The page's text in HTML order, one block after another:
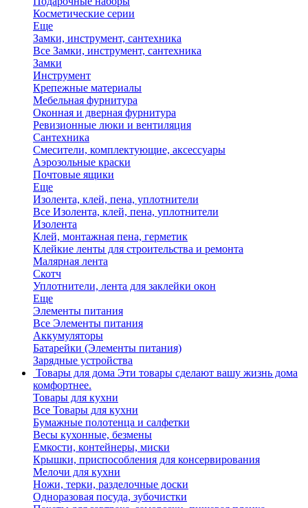
Косметические серии
Еще
Замки, инструмент, сантехника
Все Замки, инструмент, сантехника
Замки
Инструмент
Крепежные материалы
Мебельная фурнитура
Оконная и дверная фурнитура
Ревизионные люки и вентиляция
Сантехника
Смесители, комплектующие, аксессуары
Аэрозольные краски
Почтовые ящики
Еще
Изолента, клей, пена, уплотнители
Все Изолента, клей, пена, уплотнители
Изолента
Клей, монтажная пена, герметик
Клейкие ленты для строительства и ремонта
Малярная лента
Скотч
Уплотнители, лента для заклейки окон
Еще
Элементы питания
Все Элементы питания
Аккумуляторы
Батарейки (Элементы питания)
Зарядные устройства
Товары для дома Эти товары сделают вашу жизнь дома
комфортнее.
Товары для кухни
Все Товары для кухни
Бумажные полотенца и салфетки
Весы кухонные, безмены
Емкости, контейнеры, миски
Крышки, приспособления для консервирования
Мелочи для кухни
Ножи, терки, разделочные доски
Одноразовая посуда, зубочистки